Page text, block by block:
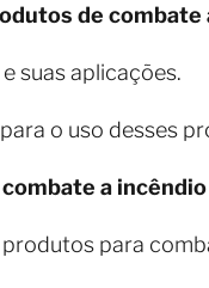
de combate
suas aplicações.
o uso desses
a
para